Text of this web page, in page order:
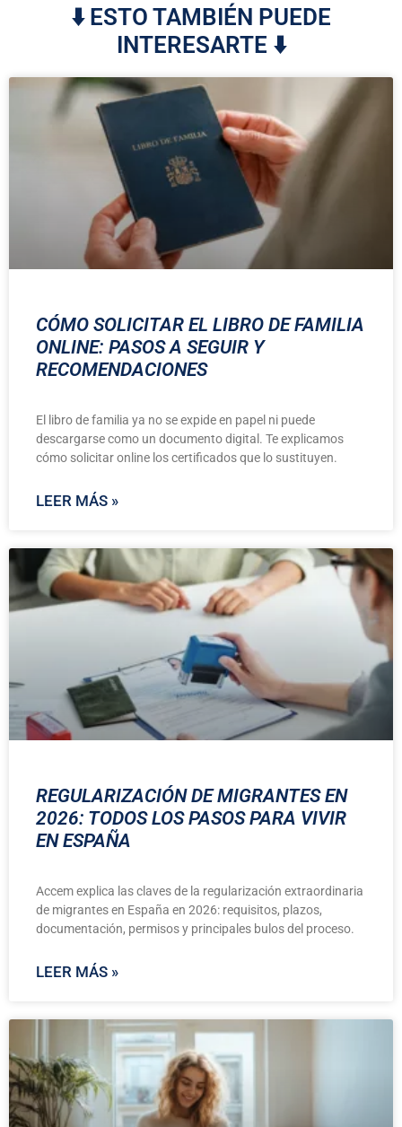
⬇️ ESTO TAMBIÉN PUEDE
INTERESARTE ⬇️
CÓMO SOLICITAR EL LIBRO DE FAMILIA
ONLINE: PASOS A SEGUIR Y
RECOMENDACIONES
El libro de familia ya no se expide en papel ni puede
descargarse como un documento digital. Te explicamos
cómo solicitar online los certificados que lo sustituyen.
LEER MÁS »
REGULARIZACIÓN DE MIGRANTES EN
2026: TODOS LOS PASOS PARA VIVIR
EN ESPAÑA
Accem explica las claves de la regularización extraordinaria
de migrantes en España en 2026: requisitos, plazos,
documentación, permisos y principales bulos del proceso.
LEER MÁS »